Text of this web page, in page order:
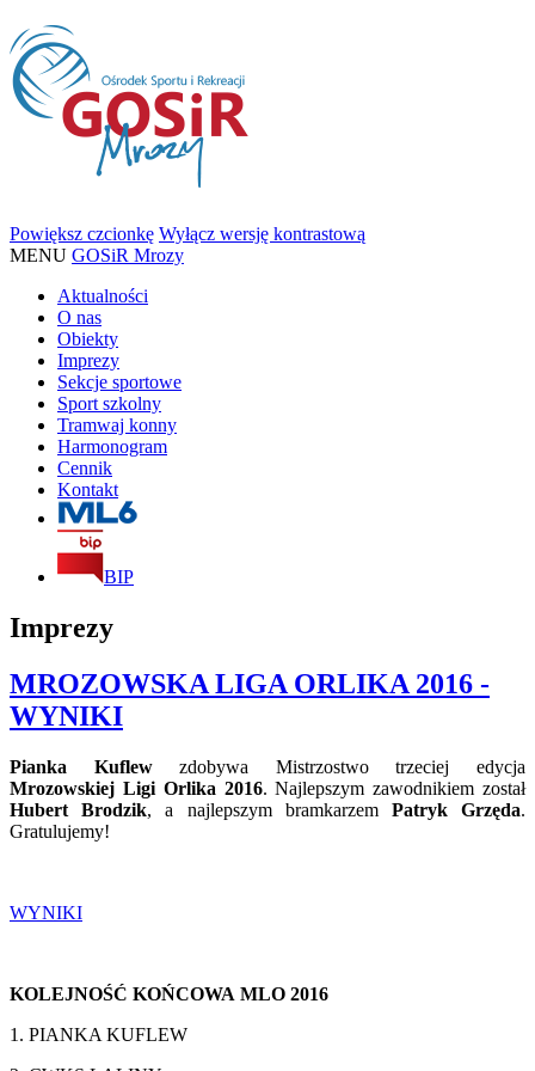
Powiększ czcionkę Wyłącz wersję kontrastową
MENU GOSiR Mrozy
Aktualności
O nas
Obiekty
Imprezy
Sekcje sportowe
Sport szkolny
Tramwaj konny
Harmonogram
Cennik
Kontakt
BIP
Imprezy
MROZOWSKA LIGA ORLIKA 2016 -
WYNIKI
Pianka Kuflewzdobywa Mistrzostwo trzeciej edycja
Mrozowskiej Ligi Orlika 2016. Najlepszym zawodnikiem został
Hubert Brodzik, a najlepszym bramkarzem Patryk Grzęda.
Gratulujemy!
WYNIKI
KOLEJNOŚĆ KOŃCOWA MLO 2016
1. PIANKA KUFLEW